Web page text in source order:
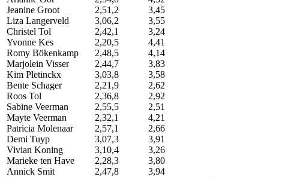
Jeanine Groot
2,51,2
3,45
Liza Langerveld
3,06,2
3,55
Christel Tol
2,42,1
3,24
Yvonne Kes
2,20,5
4,41
Romy Bökenkamp
2,48,5
4,14
Marjolein Visser
2,44,7
3,83
Kim Pletinckx
3,03,8
3,58
Bente Schager
2,21,9
2,62
Roos Tol
2,36,8
2,92
Sabine Veerman
2,55,5
2,51
Mayte Veerman
2,32,1
4,21
Patricia Molenaar
2,57,1
2,66
Demi Tuyp
3,07,3
3,91
Vivian Koning
3,10,4
3,26
Marieke ten Have
2,28,3
3,80
Annick Smit
2,47,8 3,94